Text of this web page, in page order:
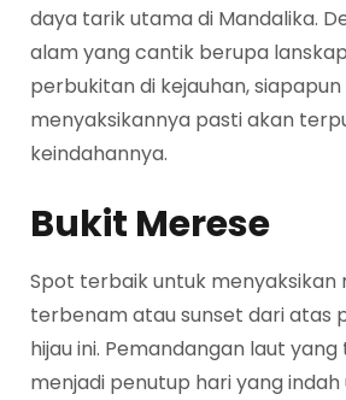
daya tarik utama di Mandalika.
alam yang cantik berupa
perbukitan di kejauhan,
menyaksikannya pasti akan
keindahannya.
Bukit Merese
Spot terbaik untuk menyaksikan
terbenam atau sunset dari atas
hijau ini. Pemandangan laut
menjadi penutup hari yang indah